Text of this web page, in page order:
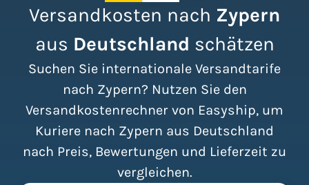
Resources
Versandkosten nach Zypern
aus Deutschland schätzen
Suchen Sie internationale Versandtarife
nach Zypern? Nutzen Sie den
Versandkostenrechner von Easyship, um
Kuriere nach Zypern aus Deutschland
nach Preis, Bewertungen und Lieferzeit zu
vergleichen.